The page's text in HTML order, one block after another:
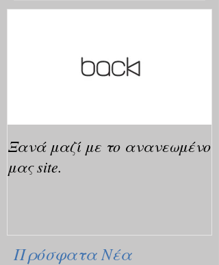
Πρόσφατα Νέα
Ξανά μαζί με το ανανεωμένο
μας site.